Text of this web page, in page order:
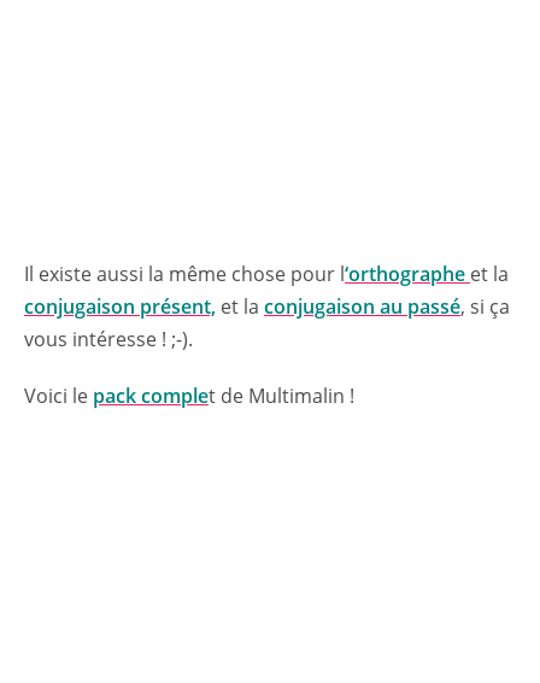
Il existe aussi la même chose pour l‘orthographe et la
conjugaison présent, et la conjugaison au passé, si ça
vous intéresse ! ;-).
Voici le pack complet de Multimalin !